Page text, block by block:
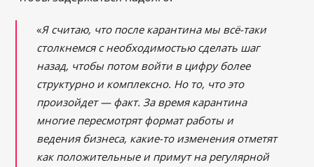
«Я считаю, что после карантина мы всё-таки
столкнемся с необходимостью сделать шаг
назад, чтобы потом войти в цифру более
структурно и комплексно. Но то, что это
произойдет — факт. За время карантина
многие пересмотрят формат работы и
ведения бизнеса, какие-то изменения отметят
как положительные и примут на регулярной